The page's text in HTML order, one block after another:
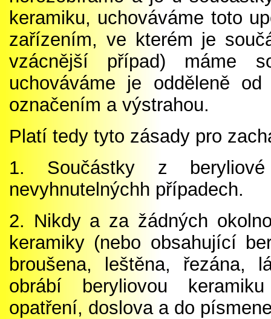
keramiku, uchováváme toto
zařízením, ve kterém je
vzácnější případ) máme
uchováváme je odděleně
označením a výstrahou.
Platí tedy tyto zásady pro
1. Součástky z
nevyhnutelnýchh případech.
2. Nikdy a za žádných
keramiky (nebo obsahující
broušena, leštěna, řezána,
obrábí beryliovou
opatření, doslova a do